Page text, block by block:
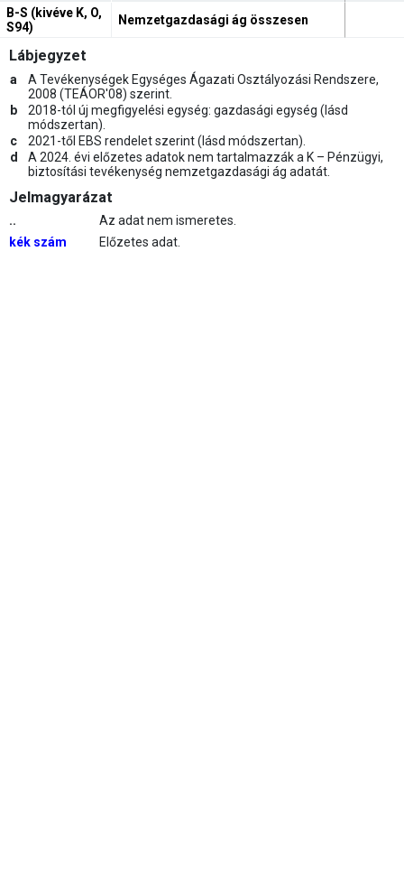
B-S (kivéve K, O,
S94)
Nemzetgazdasági ág összesen
Lábjegyzet
a
A Tevékenységek Egységes Ágazati Osztályozási Rendszere,
2008 (TEÁOR'08) szerint.
b
2018-tól új megfigyelési egység: gazdasági egység (lásd
módszertan).
c
2021-től EBS rendelet szerint (lásd módszertan).
d
A 2024. évi előzetes adatok nem tartalmazzák a K – Pénzügyi,
biztosítási tevékenység nemzetgazdasági ág adatát.
Jelmagyarázat
..
Az adat nem ismeretes.
kék szám
Előzetes adat.